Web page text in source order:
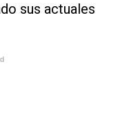
sus actuales